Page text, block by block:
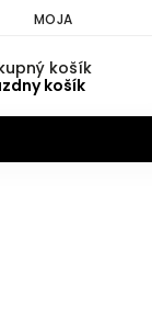
MOJA
košík
košík